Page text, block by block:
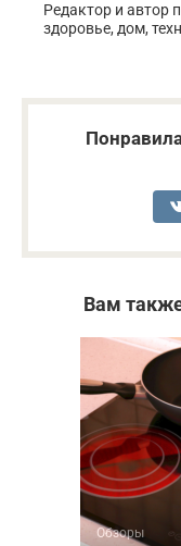
Редактор и автор
здоровье, дом,
Вам
Обзоры